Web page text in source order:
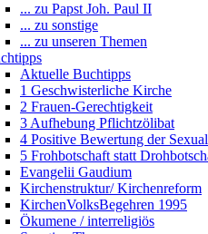
... zu Papst Joh. Paul II
... zu sonstige
... zu unseren Themen
Aktuelle Buchtipps
1 Geschwisterliche Kirche
2 Frauen-Gerechtigkeit
3 Aufhebung Pflichtzölibat
4 Positive Bewertung der
5 Frohbotschaft statt
Evangelii Gaudium
Kirchenstruktur/ Kirchenreform
KirchenVolksBegehren 1995
Ökumene / interreligiös